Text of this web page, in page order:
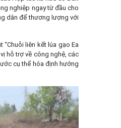
nghiệp ngay từ đầu cho
dân để thương lượng với
“Chuỗi liên kết lúa gạo Ea
hỗ trợ về công nghệ, các
cụ thể hóa định hướng